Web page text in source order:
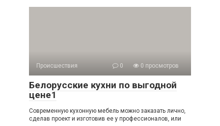
Происшествия 0 0 просмотров
Белорусские кухни по выгодной
цене1
Современную кухонную мебель можно заказать лично,
сделав проект и изготовив ее у профессионалов, или